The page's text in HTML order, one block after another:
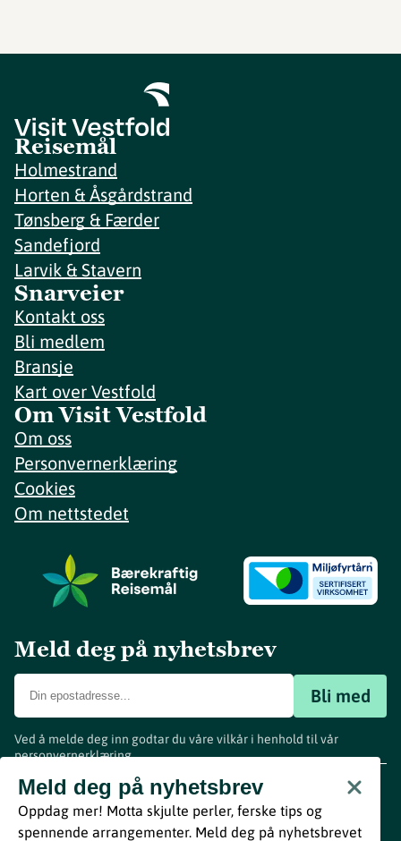
Reisemål
Holmestrand
Horten & Åsgårdstrand
Tønsberg & Færder
Sandefjord
Larvik & Stavern
Snarveier
Kontakt oss
Bli medlem
Bransje
Kart over Vestfold
Om Visit Vestfold
Om oss
Personvernerklæring
Cookies
Om nettstedet
Meld deg på nyhetsbrev
Bli med
Ved å melde deg inn godtar du våre vilkår i henhold til vår
personvernerklæring.
Meld deg på nyhetsbrev
Oppdag mer! Motta skjulte perler, ferske tips og
spennende arrangementer. Meld deg på nyhetsbrevet
www.visitvestfold.com
Turistinformasjon
Vestfold Fylkeskommune